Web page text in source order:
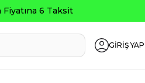
GİRİŞ YAP